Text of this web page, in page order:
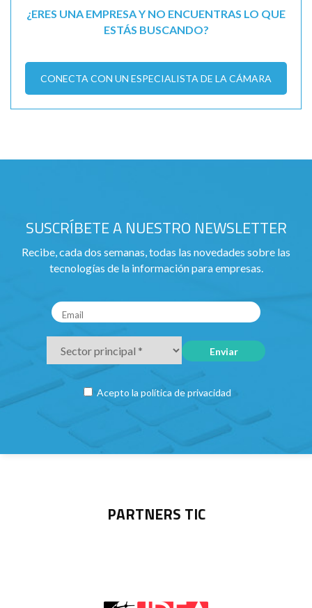
¿ERES UNA EMPRESA Y NO ENCUENTRAS LO QUE
ESTÁS BUSCANDO?
CONECTA CON UN ESPECIALISTA DE LA CÁMARA
SUSCRÍBETE A NUESTRO NEWSLETTER
Recibe, cada dos semanas, todas las novedades sobre las
tecnologías de la información para empresas.
Acepto la política de privacidad
PARTNERS TIC